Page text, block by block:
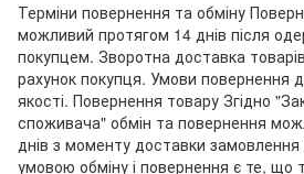
Терміни повернення та обміну
можливий протягом 14 днів після
покупцем. Зворотна доставка
рахунок покупця. Умови повернення
якості. Повернення товару Згідно
споживача" обмін та повернення
днів з моменту доставки замовлення
умовою обміну і повернення є те, що